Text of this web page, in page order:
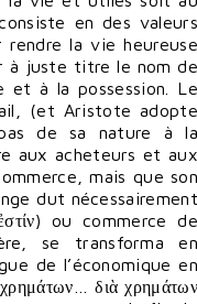
en des valeurs
la vie heureuse
à juste titre le nom de
et à la possession. Le
(et Aristote adopte
de sa nature à la
aux acheteurs et aux
mais que son
dut nécessairement
ou commerce de
se transforma en
de l’économique en
διὰ χρημάτων